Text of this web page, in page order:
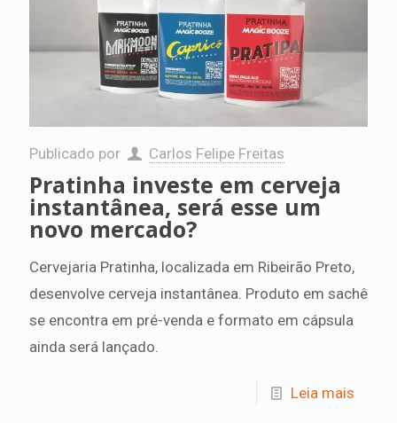
Publicado por Carlos Felipe Freitas
Pratinha investe em cerveja
instantânea, será esse um
novo mercado?
Cervejaria Pratinha, localizada em Ribeirão Preto,
desenvolve cerveja instantânea. Produto em sachê
se encontra em pré-venda e formato em cápsula
ainda será lançado.
Leia mais